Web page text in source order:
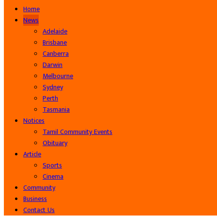
Home
News
Adelaide
Brisbane
Canberra
Darwin
Melbourne
Sydney
Perth
Tasmania
Notices
Tamil Community Events
Obituary
Article
Sports
Cinema
Community
Business
Contact Us